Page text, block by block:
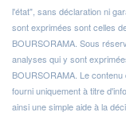
l'état", sans déclaration ni
sont exprimées sont celles
BOURSORAMA. Sous
analyses qui y sont
BOURSORAMA. Le
fourni uniquement à titre
ainsi une simple aide à la